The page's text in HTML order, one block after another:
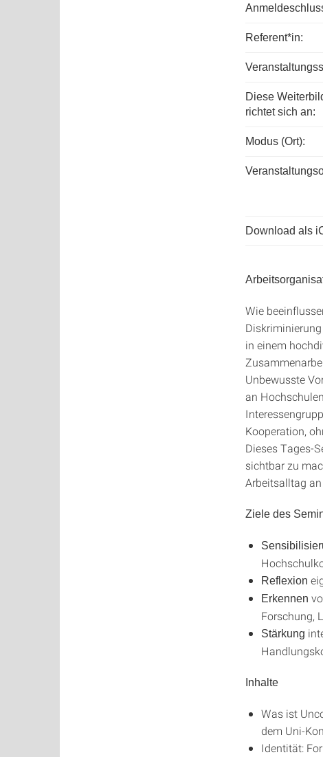
Referent*in:
Diese
richtet sich an:
Modus (Ort):
Download als
Wie
in einem
Unbewusste
an
Kooperation,
Dieses Tages-
sichtbar zu
Arbeitsalltag
Ziele des
Reflexion
Erkennen
Forschung,
Stärkung
Inhalte
Was ist
dem Uni-
Identität: